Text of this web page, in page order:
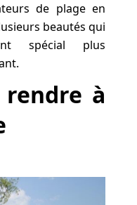
de plage en
beautés qui
spécial plus
à